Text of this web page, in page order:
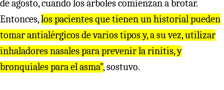
de agosto, cuando los árboles comienzan a brotar.
Entonces,los pacientes que tienen un historial pueden
tomar antialérgicos de varios tipos y, a su vez, utilizar
inhaladores nasales para prevenir la rinitis, y
bronquiales para el asma”, sostuvo.